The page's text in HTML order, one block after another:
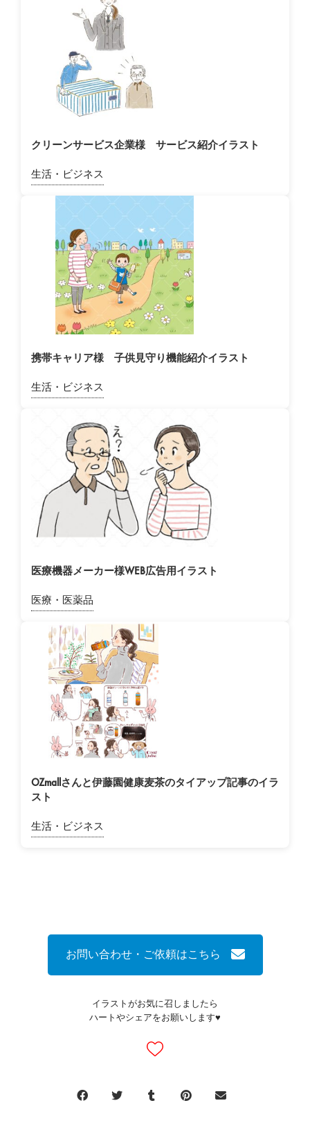
クリーンサービス企業様 サービス紹介イラスト
生活・ビジネス
携帯キャリア様 子供見守り機能紹介イラスト
生活・ビジネス
医療機器メーカー様WEB広告用イラスト
医療・医薬品
OZmallさんと伊藤園健康麦茶のタイアップ記事のイラ
スト
生活・ビジネス
お問い合わせ・ご依頼はこちら
イラストがお気に召しましたら
ハートやシェアをお願いします♥